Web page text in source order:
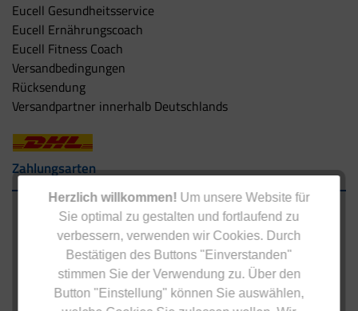
Herzlich willkommen! Um unsere Website für
Sie optimal zu gestalten und fortlaufend zu
verbessern, verwenden wir Cookies. Durch
Bestätigen des Buttons "Einverstanden"
stimmen Sie der Verwendung zu. Über den
Button "Einstellung" können Sie auswählen,
Eucell Gesundheitsservice
Eucell Ernährungscoach
Eucell Fitness Coach
Versandbedingungen
Rücksendung
Versandpartner innerhalb Deutschlands
Zahlungsarten